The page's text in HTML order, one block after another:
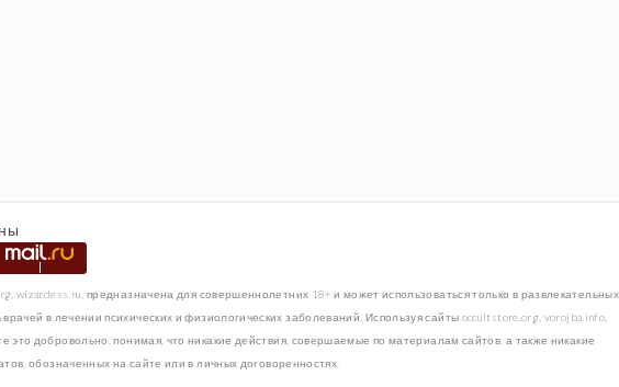
предназначена для совершеннолетних 18+ и может использоваться только в развлекательных
в лечении психических и физиологических заболеваний. Используя сайты occultstore.org, vorojba.info,
добровольно, понимая, что никакие действия, совершаемые по материалам сайтов, а также никакие
обозначенных на сайте или в личных договоренностях.